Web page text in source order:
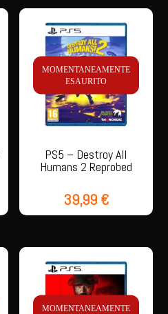
MOMENTANEAMENTE
ESAURITO
PS5 – Destroy All
Humans 2 Reprobed
39,99 €
MOMENTANEAMENTE